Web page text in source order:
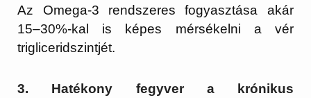
Az Omega-3 rendszeres fogyasztása akár
15–30%-kal is képes mérsékelni a vér
trigliceridszintjét.
3. Hatékony fegyver a krónikus